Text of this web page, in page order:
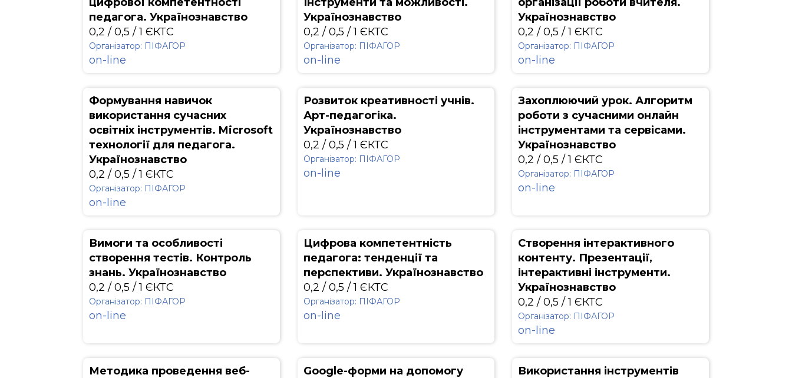
педагога. Українознавство
0,2 / 0,5 / 1 ЄКТС
Організатор: ПІФАГОР
on-line
Українознавство
0,2 / 0,5 / 1 ЄКТС
Організатор: ПІФАГОР
on-line
Українознавство
0,2 / 0,5 / 1 ЄКТС
Організатор: ПІФАГОР
on-line
Формування навичок
використання сучасних
освітніх інструментів. Microsoft
технології для педагога.
Українознавство
0,2 / 0,5 / 1 ЄКТС
Організатор: ПІФАГОР
on-line
Розвиток креативності учнів.
Арт-педагогіка.
Українознавство
0,2 / 0,5 / 1 ЄКТС
Організатор: ПІФАГОР
on-line
Захоплюючий урок. Алгоритм
роботи з сучасними онлайн
інструментами та сервісами.
Українознавство
0,2 / 0,5 / 1 ЄКТС
Організатор: ПІФАГОР
on-line
Вимоги та особливості
створення тестів. Контроль
знань. Українознавство
0,2 / 0,5 / 1 ЄКТС
Організатор: ПІФАГОР
on-line
Цифрова компетентність
педагога: тенденції та
перспективи. Українознавство
0,2 / 0,5 / 1 ЄКТС
Організатор: ПІФАГОР
on-line
Створення інтерактивного
контенту. Презентації,
інтерактивні інструменти.
Українознавство
0,2 / 0,5 / 1 ЄКТС
Організатор: ПІФАГОР
on-line
Методика проведення веб-
Google-форми на допомогу
Використання інструментів